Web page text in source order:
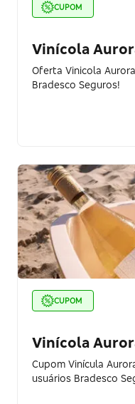
CUPOM
Vinícola
Oferta Vinicola
Bradesco Seguros!
CUPOM
Vinícola
Cupom Vinícula
usuários Bradesco